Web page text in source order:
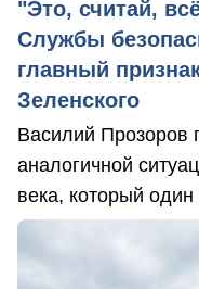
"Это, считай,
Службы
главный
Зеленского
Василий Прозоров
аналогичной
века, который